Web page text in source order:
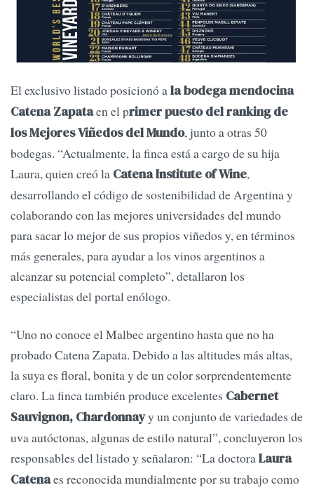
El exclusivo listado posicionó ala bodega mendocina
Catena Zapataen el primer puesto del ranking de
los Mejores Viñedos del Mundo, junto a otras 50
bodegas. “Actualmente, la finca está a cargo de su hija
Laura, quien creó la Catena Institute of Wine,
desarrollando el código de sostenibilidad de Argentina y
colaborando con las mejores universidades del mundo
para sacar lo mejor de sus propios viñedos y, en términos
más generales, para ayudar a los vinos argentinos a
alcanzar su potencial completo”, detallaron los
especialistas del portal enólogo.
“Uno no conoce el Malbec argentino hasta que no ha
probado Catena Zapata. Debido a las altitudes más altas,
la suya es floral, bonita y de un color sorprendentemente
claro. La finca también produce excelentes Cabernet
Sauvignon, Chardonnayy un conjunto de variedades de
uva autóctonas, algunas de estilo natural”, concluyeron los
responsables del listado y señalaron: “La doctora Laura
Catenaes reconocida mundialmente por su trabajo como